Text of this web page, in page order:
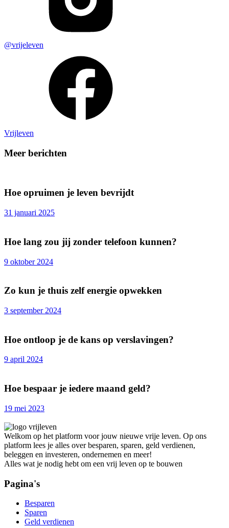
@vrijeleven
Vrijleven
Meer berichten
Hoe opruimen je leven bevrijdt
31 januari 2025
Hoe lang zou jij zonder telefoon kunnen?
9 oktober 2024
Zo kun je thuis zelf energie opwekken
3 september 2024
Hoe ontloop je de kans op verslavingen?
9 april 2024
Hoe bespaar je iedere maand geld?
19 mei 2023
Welkom op het platform voor jouw nieuwe vrije leven. Op ons
platform lees je alles over besparen, sparen, geld verdienen,
beleggen en investeren, ondernemen en meer!
Alles wat je nodig hebt om een vrij leven op te bouwen
Pagina's
Besparen
Sparen
Geld verdienen